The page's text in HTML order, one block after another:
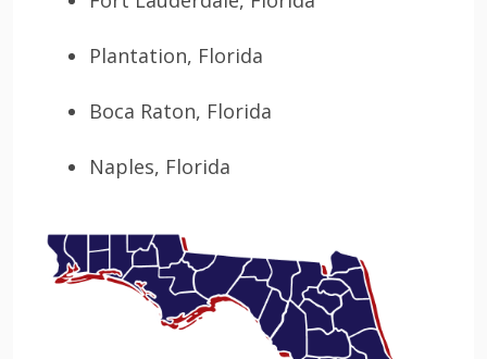
Plantation, Florida
Boca Raton, Florida
Naples, Florida